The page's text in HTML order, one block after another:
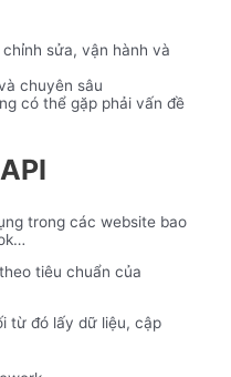
sửa, vận hành và
chuyên sâu
có thể gặp phải vấn đề
trong các website bao
tiêu chuẩn của
từ đó lấy dữ liệu, cập